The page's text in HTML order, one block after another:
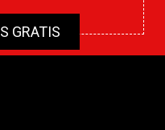
GRATIS